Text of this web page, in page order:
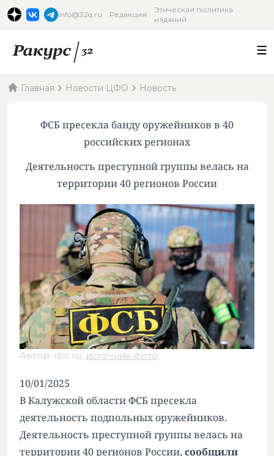
info@32q.ru Редакция
Этическая политика
изданий
Главная Новости ЦФО Новость
ФСБ пресекла банду оружейников в 40
российских регионах
Деятельность преступной группы велась на
территории 40 регионов России
Автор: rbc.ru, источник фото.
10/01/2025
В Калужской области ФСБ пресекла
деятельность подпольных оружейников.
Деятельность преступной группы велась на
территории 40 регионов России, сообщили